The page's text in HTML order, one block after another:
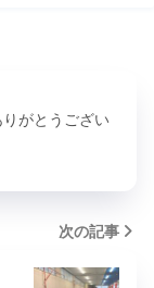
りがとうござい
次の記事